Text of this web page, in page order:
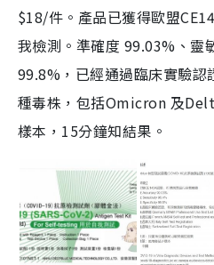
$18/件。產品已獲得歐盟
我檢測。準確度 99.03%、靈
99.8%，已經通過臨床實驗認
種毒株，包括Omicron 及
樣本，15分鐘知結果。